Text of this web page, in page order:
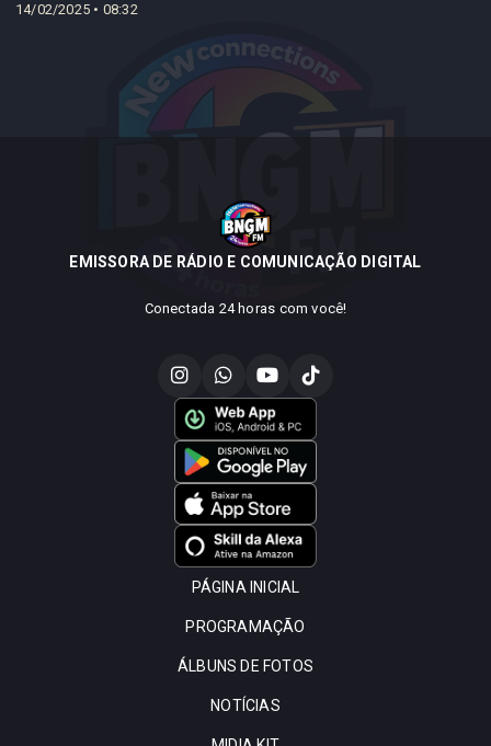
14/02/2025 • 08:32
EMISSORA DE RÁDIO E COMUNICAÇÃO DIGITAL
Conectada 24 horas com você!
PÁGINA INICIAL
PROGRAMAÇÃO
ÁLBUNS DE FOTOS
NOTÍCIAS